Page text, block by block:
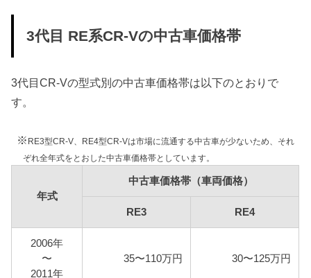
1500kg超：16,400円
1500kg超：22,800円
検費用を50,000円としています。
自賠責
3代目CR-Vは自家用乗用車に該当しますので、自賠
責の金額は10,775円となります。
燃料代
年間10,000km走行、レギュラー1Lあたり130円を前
提条件として、基本情報で説明した型式ごとの使用
燃料と想定実燃費をもとに燃料代を算出していま
3代目 RE系CR-Vの中古車価格帯
3代目CR-Vの型式別の中古車価格帯は以下のとおりで
す。
※ RE3型CR-V、RE4型CR-Vは市場に流通する中古車が少ないため、それ
ぞれ全年式をとおした中古車価格帯としています。
年式
中古車価格帯（車両価格）
RE3 RE4
2006年
〜
2011年
35〜110万円 30〜125万円